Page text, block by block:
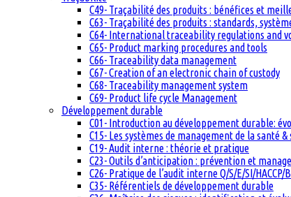
C49- Traçabilité des produits : bénéfices et
C63- Traçabilité des produits : standards,
C64- International traceability regulations and
C65- Product marking procedures and tools
C66- Traceability data management
C67- Creation of an electronic chain of custody
C68- Traceability management system
C69- Product life cycle Management
Développement durable
C01- Introduction au développement durable:
C15- Les systèmes de management de la santé
C19- Audit interne : théorie et pratique
C23- Outils d’anticipation : prévention et
C26- Pratique de l’audit interne Q/S/E/SI/HACCP/
C35- Référentiels de développement durable